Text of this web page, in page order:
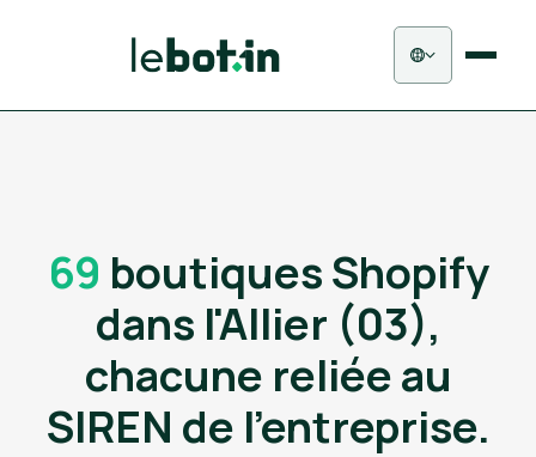
69 boutiques Shopify
dans l'Allier (03),
chacune reliée au
SIREN de l'entreprise.